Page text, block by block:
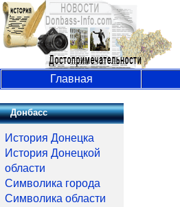
Главная
Донбасс
История Донецка
История Донецкой
области
Символика города
Символика области